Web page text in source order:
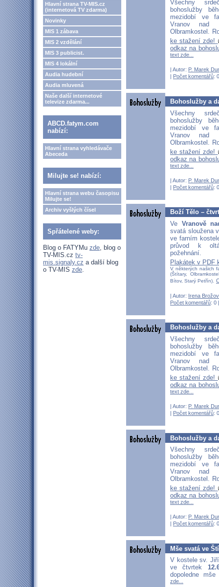
Hlavní strana TV-MIS.cz
(internetová TV zdarma)
Novinky
MIS 1 zábava
MIS 2 vzdělání
MIS 3 publicist.
MIS 4 lokální
Audia hudební
Audia mluvená
Naše další internetové
televize zdarma...
ABCD.fatym.com
nabízí:
Hlavní strana vyhledávače
Abeceda
Milujte se! nabízí:
Hlavní strana webu časopisu
Milujte se!
Archiv vyšlých čísel
Spřátelené weby:
Blog o FATYMu zde, blog o
TV-MIS.cz tv-
mis.signaly.cz a další blog
o TV-MIS zde.
Všechny
bohoslužby
mezidobí ve
Vranov nad
Olbramkostel.
ke stažení zde!
odkaz na
text zde...
| Autor: P. Marek
Počet komentářů:
Bohoslužby a
Všechny
bohoslužby
mezidobí ve
Vranov nad
Olbramkostel.
ke stažení zde!
odkaz na
text zde...
| Autor: P. Marek
| Počet komentářů:
Boží Tělo –
Ve Vranově
svatá sloužena
ve farním
průvod k
požehnání.
Plakátek v PDF
V některých našich
(Štítary,
Bítov, Starý Petřín).
| Autor: Irena
Počet komentářů: 0
Bohoslužby a
Všechny
bohoslužby
mezidobí ve
Vranov nad
Olbramkostel.
ke stažení zde!
odkaz na
text zde...
| Autor: P. Marek
| Počet komentářů:
Bohoslužby a
Všechny
bohoslužby
mezidobí ve
Vranov nad
Olbramkostel.
ke stažení zde!
odkaz na
text zde...
| Autor: P. Marek
| Počet komentářů:
Mše svatá ve
V kostele sv.
ve čtvrtek
dopoledne
zde...